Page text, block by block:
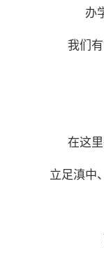
办
我们
在这
立足滇中